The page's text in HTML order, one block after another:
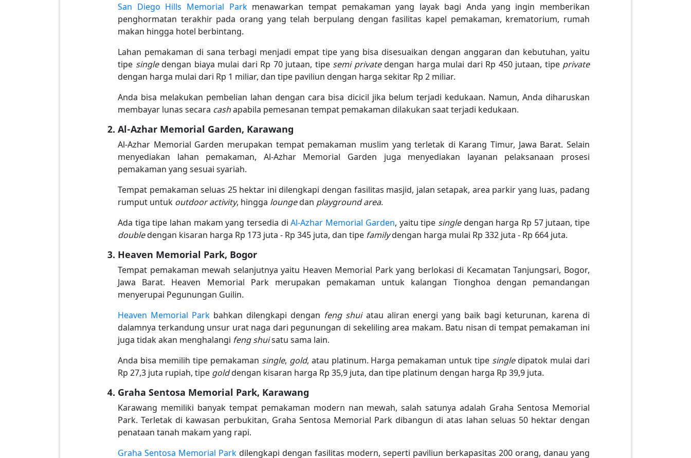
San Diego Hills Memorial Parkmenawarkan tempat pemakaman yang layak bagi Anda yang ingin memberikan
penghormatan terakhir pada orang yang telah berpulang dengan fasilitas kapel pemakaman, krematorium, rumah
makan hingga hotel berbintang.
Lahan pemakaman di sana terbagi menjadi empat tipe yang bisa disesuaikan dengan anggaran dan kebutuhan, yaitu
tipe singledengan biaya mulai dari Rp 70 jutaan, tipe semi privatedengan harga mulai dari Rp 450 jutaan, tipe private
dengan harga mulai dari Rp 1 miliar, dan tipe paviliun dengan harga sekitar Rp 2 miliar.
Anda bisa melakukan pembelian lahan dengan cara bisa dicicil jika belum terjadi kedukaan. Namun, Anda diharuskan
membayar lunas secara cashapabila pemesanan tempat pemakaman dilakukan saat terjadi kedukaan.
Al-Azhar Memorial Garden, Karawang
Al-Azhar Memorial Garden merupakan tempat pemakaman muslim yang terletak di Karang Timur, Jawa Barat. Selain
menyediakan lahan pemakaman, Al-Azhar Memorial Garden juga menyediakan layanan pelaksanaan prosesi
pemakaman yang sesuai syariah.
Tempat pemakaman seluas 25 hektar ini dilengkapi dengan fasilitas masjid, jalan setapak, area parkir yang luas, padang
rumput untuk outdoor activity, hingga loungedan playground area.
Ada tiga tipe lahan makam yang tersedia diAl-Azhar Memorial Garden, yaitu tipe singledengan harga Rp 57 jutaan, tipe
doubledengan kisaran harga Rp 173 juta - Rp 345 juta, dan tipe familydengan harga mulai Rp 332 juta - Rp 664 juta.
Heaven Memorial Park, Bogor
Tempat pemakaman mewah selanjutnya yaitu Heaven Memorial Park yang berlokasi di Kecamatan Tanjungsari, Bogor,
Jawa Barat. Heaven Memorial Park merupakan pemakaman untuk kalangan Tionghoa dengan pemandangan
menyerupai Pegunungan Guilin.
Heaven Memorial Park bahkan dilengkapi dengan feng shuiatau aliran energi yang baik bagi keturunan, karena di
dalamnya terkandung unsur urat naga dari pegunungan di sekeliling area makam. Batu nisan di tempat pemakaman ini
juga tidak akan menghalangi feng shuisatu sama lain.
Anda bisa memilih tipe pemakaman single, gold, atau platinum. Harga pemakaman untuk tipe singledipatok mulai dari
Rp 27,3 juta rupiah, tipe golddengan kisaran harga Rp 35,9 juta, dan tipe platinum dengan harga Rp 39,9 juta.
Graha Sentosa Memorial Park, Karawang
Karawang memiliki banyak tempat pemakaman modern nan mewah, salah satunya adalah Graha Sentosa Memorial
Park. Terletak di kawasan perbukitan, Graha Sentosa Memorial Park dibangun di atas lahan seluas 50 hektar dengan
penataan tanah makam yang rapi.
Graha Sentosa Memorial Park dilengkapi dengan fasilitas modern, seperti paviliun berkapasitas 200 orang, danau yang